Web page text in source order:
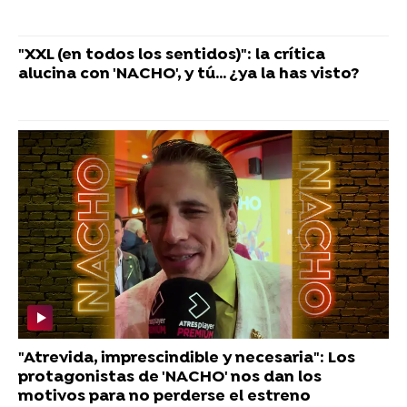
"XXL (en todos los sentidos)": la crítica
alucina con 'NACHO', y tú... ¿ya la has visto?
"Atrevida, imprescindible y necesaria": Los
protagonistas de 'NACHO' nos dan los
motivos para no perderse el estreno